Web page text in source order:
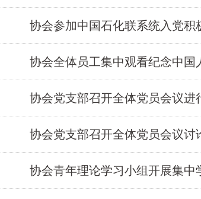
协会参加中国石化联系统入党积
协会全体员工集中观看纪念中
协会党支部召开全体党员会议进
协会党支部召开全体党员会议讨
协会青年理论学习小组开展集中